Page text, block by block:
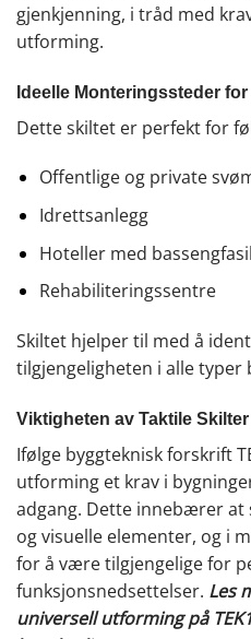
gjenkjenning, i tråd med
utforming.
Ideelle Monteringssteder
Dette skiltet er perfekt for
Offentlige og private
Idrettsanlegg
Hoteller med
Rehabiliteringssentre
Skiltet hjelper til med å
tilgjengeligheten i alle typer
Viktigheten av Taktile
Ifølge byggteknisk forskrift
utforming et krav i
adgang. Dette innebærer at
og visuelle elementer, og i
for å være tilgjengelige for
funksjonsnedsettelser. Les
universell utforming på